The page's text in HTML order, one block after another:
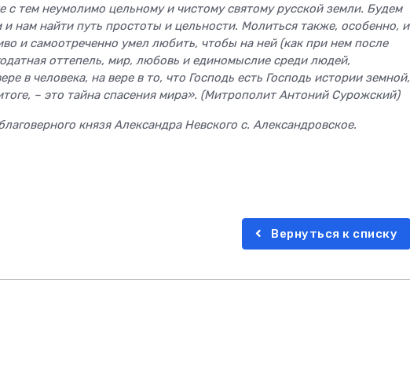
с тем неумолимо цельному и чистому святому русской земли. Будем
нам найти путь простоты и цельности. Молиться также, особенно, и
и самоотреченно умел любить, чтобы на ней (как при нем после
оттепель, мир, любовь и единомыслие среди людей,
в человека, на вере в то, что Господь есть Господь истории земной,
– это тайна спасения мира». (Митрополит Антоний Сурожский)
князя Александра Невского с. Александровское.
Вернуться к списку